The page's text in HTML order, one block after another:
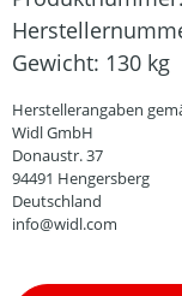
Gewicht: 130 kg
Herstellerangaben
Widl GmbH
Donaustr. 37
94491 Hengersberg
Deutschland
info@widl.com